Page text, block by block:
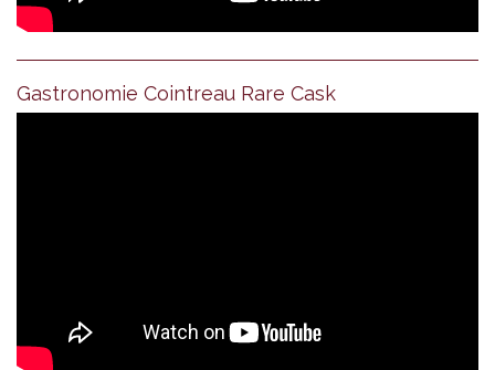
Gastronomie Cointreau Rare Cask